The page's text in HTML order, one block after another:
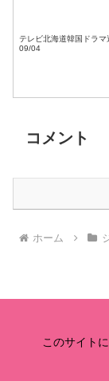
テレビ北海道韓国ドラ
09/04
コメント
ホーム
このサイト